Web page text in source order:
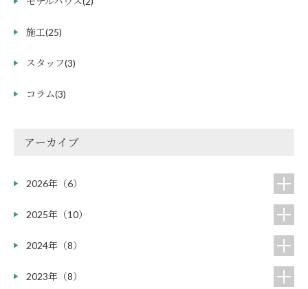
施工(25)
スタッフ(3)
コラム(3)
アーカイブ
2026年（6）
2025年（10）
2024年（8）
2023年（8）